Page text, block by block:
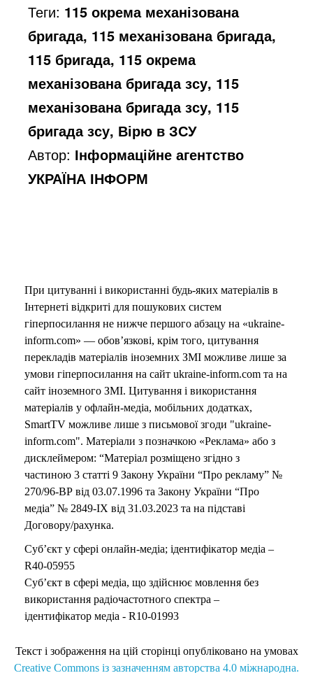
Теги: 115 окрема механізована
бригада, 115 механізована бригада,
115 бригада, 115 окрема
механізована бригада зсу, 115
механізована бригада зсу, 115
бригада зсу, Вірю в ЗСУ
Автор: Інформаційне агентство
УКРАЇНА ІНФОРМ
При цитуванні і використанні будь-яких матеріалів в
Інтернеті відкриті для пошукових систем
гіперпосилання не нижче першого абзацу на «ukraine-
inform.com» — обов’язкові, крім того, цитування
перекладів матеріалів іноземних ЗМІ можливе лише за
умови гіперпосилання на сайт ukraine-inform.com та на
сайт іноземного ЗМІ. Цитування і використання
матеріалів у офлайн-медіа, мобільних додатках,
SmartTV можливе лише з письмової згоди "ukraine-
inform.com". Матеріали з позначкою «Реклама» або з
дисклеймером: “Матеріал розміщено згідно з
частиною 3 статті 9 Закону України “Про рекламу” №
270/96-ВР від 03.07.1996 та Закону України “Про
медіа” № 2849-IX від 31.03.2023 та на підставі
Договору/рахунка.
Суб’єкт у сфері онлайн-медіа; ідентифікатор медіа –
R40-05955
Суб’єкт в сфері медіа, що здійснює мовлення без
використання радіочастотного спектра –
ідентифікатор медіа - R10-01993
Текст і зображення на цій сторінці опубліковано на умовах
Creative Commons із зазначенням авторства 4.0 міжнародна.